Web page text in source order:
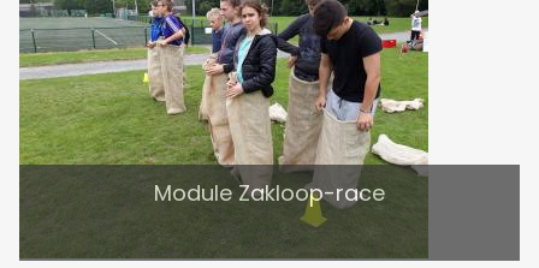
Module Zakloop-race